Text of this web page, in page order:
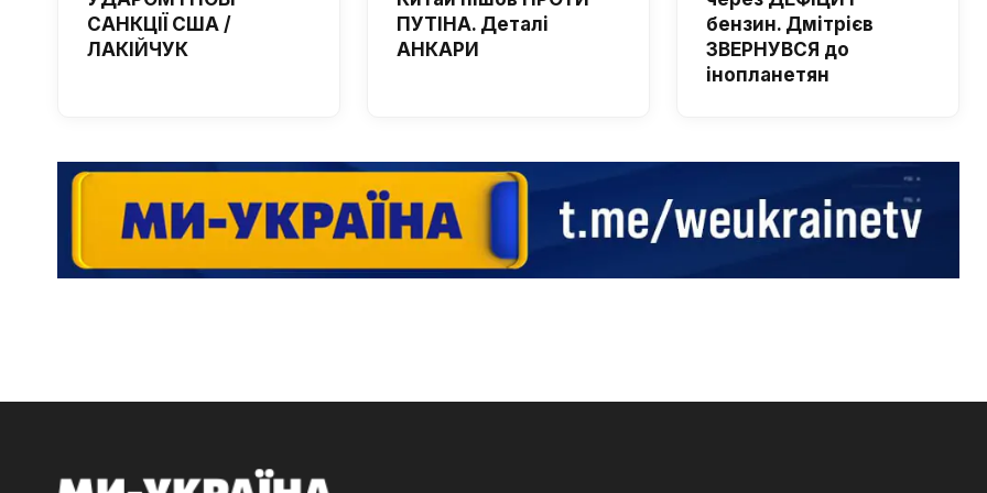
САНКЦІЇ США /
ЛАКІЙЧУК
ПУТІНА. Деталі
АНКАРИ
бензин. Дмітрієв
ЗВЕРНУВСЯ до
інопланетян